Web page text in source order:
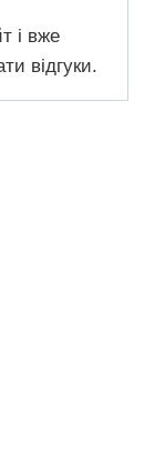
і вже
відгуки.